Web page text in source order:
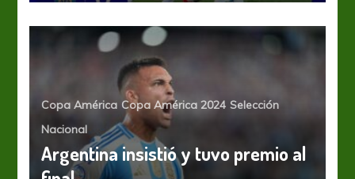
Copa América Copa América 2024 Selección
Nacional
Argentina insistió y tuvo premio al